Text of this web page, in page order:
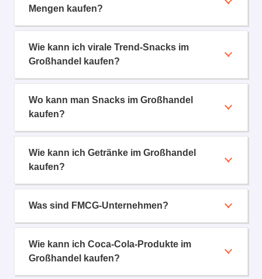
Mengen kaufen?
Wie kann ich virale Trend-Snacks im
Großhandel kaufen?
Wo kann man Snacks im Großhandel
kaufen?
Wie kann ich Getränke im Großhandel
kaufen?
Was sind FMCG-Unternehmen?
Wie kann ich Coca-Cola-Produkte im
Großhandel kaufen?